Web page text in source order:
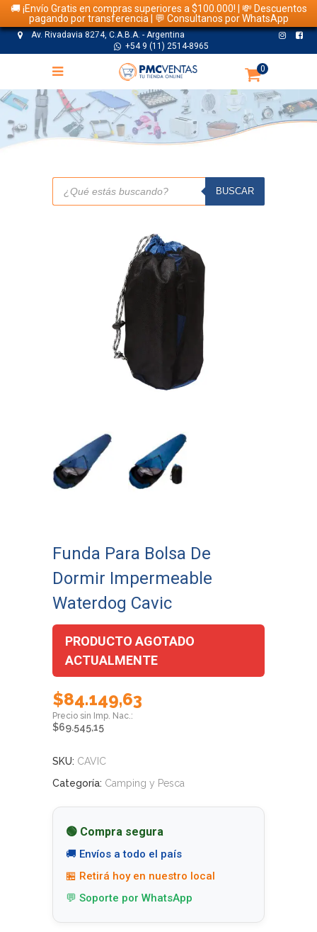
🚚 ¡Envío Gratis en compras superiores a $100.000! | 💸 Descuentos
pagando por transferencia | 💬 Consultanos por WhatsApp
Av. Rivadavia 8274, C.A.B.A. - Argentina
+54 9 (11) 2514-8965
0
TIENDA
Búsqueda
productos
BUSCAR
Funda Para Bolsa De
Dormir Impermeable
Waterdog Cavic
PRODUCTO AGOTADO
ACTUALMENTE
$84.149,63
$69.545,15
SKU: CAVIC
Categoría: Camping y Pesca
🟢 Compra segura
🚚 Envíos a todo el país
🏪 Retirá hoy en nuestro local
💬 Soporte por WhatsApp